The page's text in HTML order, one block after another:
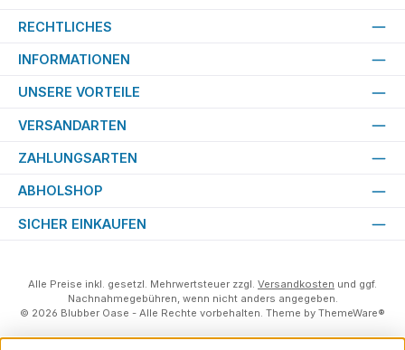
RECHTLICHES
INFORMATIONEN
UNSERE VORTEILE
VERSANDARTEN
ZAHLUNGSARTEN
ABHOLSHOP
SICHER EINKAUFEN
Alle Preise inkl. gesetzl. Mehrwertsteuer zzgl. Versandkosten und ggf.
Nachnahmegebühren, wenn nicht anders angegeben.
© 2026 Blubber Oase - Alle Rechte vorbehalten. Theme by ThemeWare®